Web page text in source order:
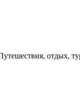
отдых,